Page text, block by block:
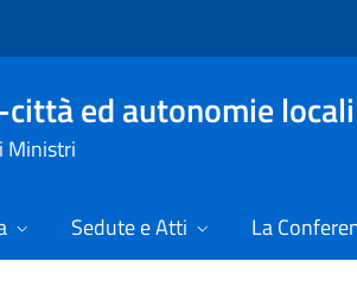
ed autonomie locali
Ministri
Sedute e Atti La